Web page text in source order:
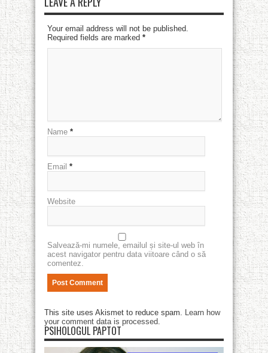
Your email address will not be published.
Required fields are marked *
Name *
Email *
Website
Salvează-mi numele, emailul și site-ul web în
acest navigator pentru data viitoare când o să
comentez.
This site uses Akismet to reduce spam. Learn how
your comment data is processed.
PSIHOLOGUL PAPTOT